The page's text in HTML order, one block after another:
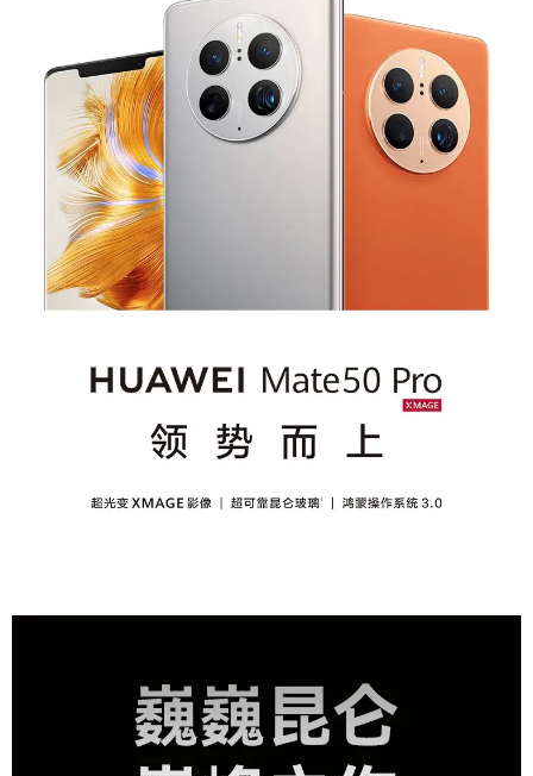
NFC技术 支持
QZSS,Galileo,内置GPS,支持A-GPS,支持Glonas
s,北斗
蓝牙 蓝牙5.2
耳机接口 Type-C
数据接口 Type-C
标配电池 4700mAh
66W
充电功率
66W有线，50W无线
120Hz曲面屏,IP68防尘防水,北斗卫星消息